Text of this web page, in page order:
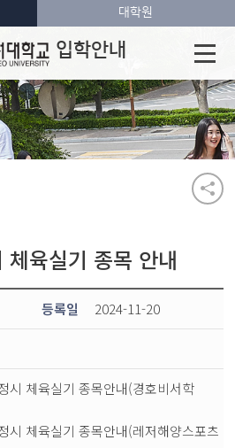
입학안내
대학원
육실기 종목 안내
등록일 2024-11-20
시 체육실기 종목안내(경호비서학
시 체육실기 종목안내(레저해양스포츠